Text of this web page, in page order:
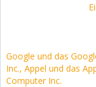
Google und das
Inc., Appel und das
Computer Inc.